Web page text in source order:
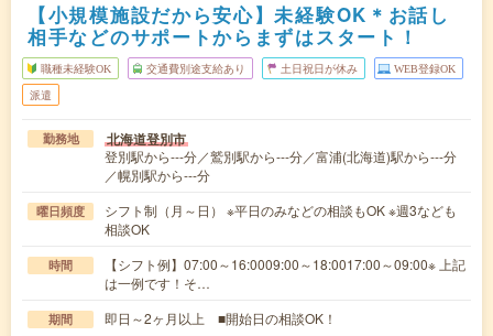
【小規模施設だから安心】未経験OK＊お話し
相手などのサポートからまずはスタート！
職種未経験OK 交通費別途支給あり 土日祝日が休み WEB登録OK
派遣
勤務地 北海道登別市
登別駅から---分／鷲別駅から---分／富浦(北海道)駅から---分
／幌別駅から---分
曜日頻度
シフト制（月～日） ※平日のみなどの相談もOK ※週3なども
相談OK
時間
【シフト例】07:00～16:0009:00～18:0017:00～09:00※ 上記
は一例です！そ…
期間 即日～2ヶ月以上 ■開始日の相談OK！